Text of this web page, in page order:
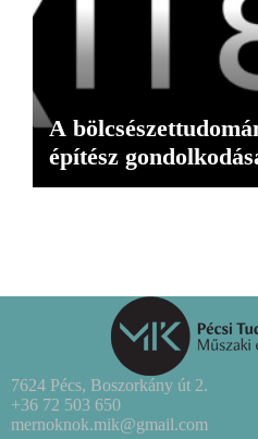
A
építész
7624 Pécs, Boszorkány út 2.
+36 72 503 650
mernoknok.mik@gmail.com